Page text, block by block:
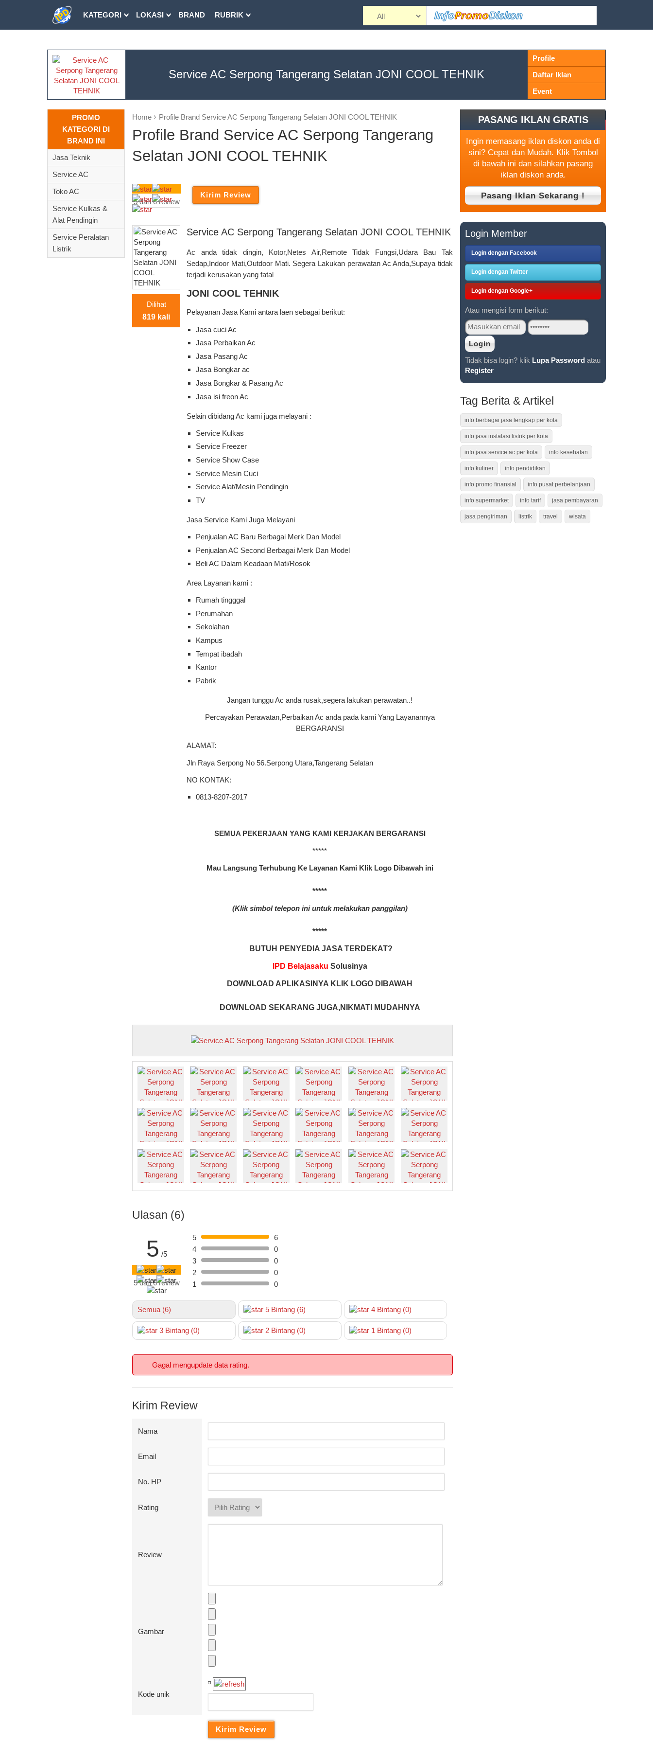
KATEGORI LOKASI BRAND RUBRIK
Service AC Serpong Tangerang Selatan JONI COOL TEHNIK
Profile
Daftar Iklan
Event
PROMO
KATEGORI DI
BRAND INI
Jasa Teknik
Service AC
Toko AC
Service Kulkas &
Alat Pendingin
Service Peralatan
Listrik
Home Profile Brand Service AC Serpong Tangerang Selatan JONI COOL TEHNIK
Profile Brand Service AC Serpong Tangerang
Selatan JONI COOL TEHNIK
5 dari 6 review
Dilihat
819 kali
Service AC Serpong Tangerang Selatan JONI COOL TEHNIK
Ac anda tidak dingin, Kotor,Netes Air,Remote Tidak Fungsi,Udara Bau Tak
Sedap,Indoor Mati,Outdoor Mati. Segera Lakukan perawatan Ac Anda,Supaya tidak
terjadi kerusakan yang fatal
JONI COOL TEHNIK
Pelayanan Jasa Kami antara laen sebagai berikut:
Jasa cuci Ac
Jasa Perbaikan Ac
Jasa Pasang Ac
Jasa Bongkar ac
Jasa Bongkar & Pasang Ac
Jasa isi freon Ac
Selain dibidang Ac kami juga melayani :
Service Kulkas
Service Freezer
Service Show Case
Service Mesin Cuci
Service Alat/Mesin Pendingin
TV
Jasa Service Kami Juga Melayani
Penjualan AC Baru Berbagai Merk Dan Model
Penjualan AC Second Berbagai Merk Dan Model
Beli AC Dalam Keadaan Mati/Rosok
Area Layanan kami :
Rumah tingggal
Perumahan
Sekolahan
Kampus
Tempat ibadah
Kantor
Pabrik
Jangan tunggu Ac anda rusak,segera lakukan perawatan..!
Percayakan Perawatan,Perbaikan Ac anda pada kami Yang Layanannya
BERGARANSI
ALAMAT:
Jln Raya Serpong No 56.Serpong Utara,Tangerang Selatan
NO KONTAK:
0813-8207-2017
SEMUA PEKERJAAN YANG KAMI KERJAKAN BERGARANSI
*****
Mau Langsung Terhubung Ke Layanan Kami Klik Logo Dibawah ini
*****
(Klik simbol telepon ini untuk melakukan panggilan)
*****
BUTUH PENYEDIA JASA TERDEKAT?
IPD Belajasaku Solusinya
DOWNLOAD APLIKASINYA KLIK LOGO DIBAWAH
DOWNLOAD SEKARANG JUGA,NIKMATI MUDAHNYA
Ulasan (6)
5 /5
5 dari 6 review
5
6
4
0
3
0
2
0
1
0
Semua (6) 5 Bintang(6) 4 Bintang(0)
3 Bintang (0) 2 Bintang(0) 1 Bintang(0)
Gagal mengupdate data rating.
Kirim Review
Nama
Email
No. HP
Rating
Review
Gambar
Kode unik
PASANG IKLAN GRATIS
Ingin memasang iklan diskon anda di
sini? Cepat dan Mudah. Klik Tombol
di bawah ini dan silahkan pasang
iklan diskon anda.
Login Member
Login dengan Facebook
Login dengan Twitter
Login dengan Google+
Atau mengisi form berikut:
Tidak bisa login? klik Lupa Password atau
Register
Tag Berita & Artikel
info berbagai jasa lengkap per kota
info jasa instalasi listrik per kota
info jasa service ac per kota info kesehatan
info kuliner info pendidikan
info promo finansial info pusat perbelanjaan
info supermarket info tarif jasa pembayaran
jasa pengiriman listrik travel wisata